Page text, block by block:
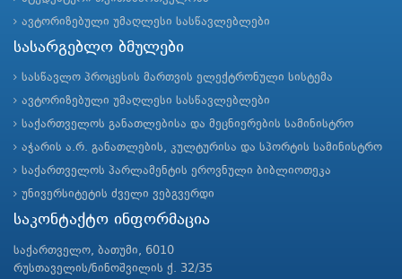
ავტორიზებული უმაღლესი სასწავლებლები
სასარგებლო ბმულები
სასწავლო პროცესის მართვის ელექტრონული სისტემა
ავტორიზებული უმაღლესი სასწავლებლები
საქართველოს განათლებისა და მეცნიერების სამინისტრო
აჭარის ა.რ. განათლების, კულტურისა და სპორტის სამინისტრო
საქართველოს პარლამენტის ეროვნული ბიბლიოთეკა
უნივერსიტეტის ძველი ვებგვერდი
საკონტაქტო ინფორმაცია
საქართველო, ბათუმი, 6010
რუსთაველის/ნინოშვილის ქ. 32/35